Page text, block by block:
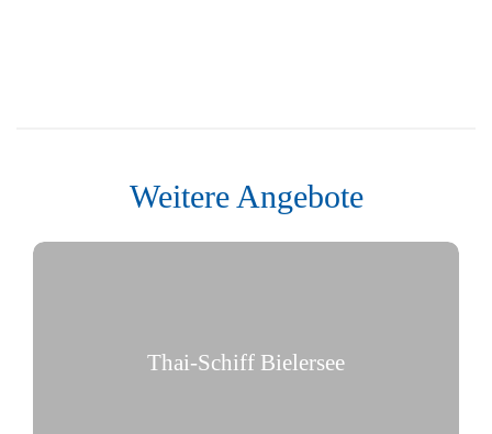
Weitere Angebote
Thai-Schiff Bielersee